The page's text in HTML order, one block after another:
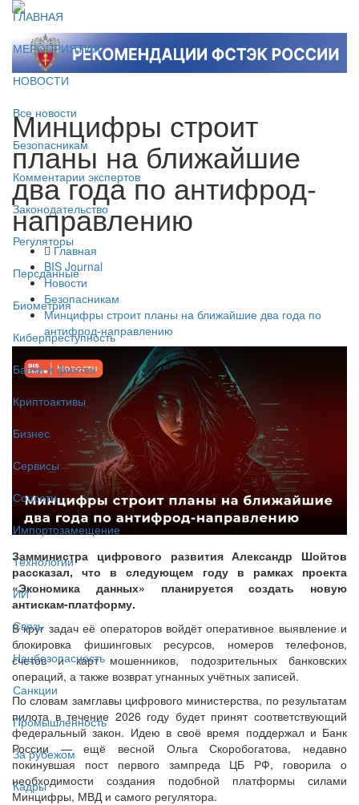
ГЛАВНАЯ
МЕРОПРИЯТИЯ
НОВОСТИ
Все новости
Безопасникам
Комментарии экспертов
Законодательство
Регуляторы
Персданные
Биометрия
Киберпреступность
Банки и финтех
Криптоактивы
Бизнес
Сервисы
Соцсети
Импортозамещение
Технологии
ИИ
Связь
Нацбезопасность
Санкции
Промышленность
За рубежом
Кадры
Минцифры строит
планы на ближайшие
два года по антифрод-
направлению
Главная
BIS Journal
Новости
Безопасникам
Минцифры строит планы на ближайшие два года по
антифрод-направлению
Замминистра цифрового развития Александр Шойтов
рассказал, что в следующем году в рамках проекта
«Экономика данных» планируется создать новую
антискам-платформу.
В круг задач её операторов войдёт оперативное выявление и
блокировка фишинговых ресурсов, номеров телефонов,
счетов и карт мошенников, подозрительных банковских
операций, а также возврат угнанных учётных записей.
По словам замглавы цифрового министерства, по результатам
пилота в течение 2026 году будет принят соответствующий
федеральный закон. Идею в своё время поддержал и Банк
России — ещё весной Ольга Скоробогатова, недавно
покинувшая пост первого зампреда ЦБ РФ, говорила о
необходимости создания подобной платформы силами
Минцифры, МВД и самого регулятора.